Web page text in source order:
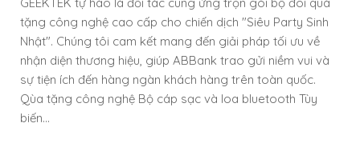
tặng công nghệ cao cấp cho chiến dịch "Siêu Party Sinh
Nhật". Chúng tôi cam kết mang đến giải pháp tối ưu về
nhận diện thương hiệu, giúp ABBank trao gửi niềm vui và
sự tiện ích đến hàng ngàn khách hàng trên toàn quốc.
Qùa tặng công nghệ Bộ cáp sạc và loa bluetooth Tùy
biến...